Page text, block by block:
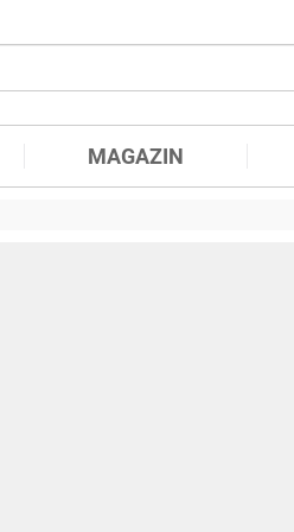
MAGAZIN